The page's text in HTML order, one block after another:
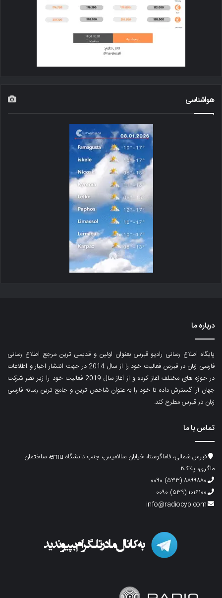
هواشناسی
درباره ما
پایگاه اطلاع رسانی رادیو قبرس بعنوان اولین و قدیمی ترین مرجع اطلاع رسانی
فارسی زبان در قبرس فعالیت خود را از سال 2014 در جهت انتشار اخبار و اطلاعات
در حوزه های مختلف آغاز کرده و از آغاز سال 2019 فعالیت خود را زیر نظر شرکت
جهان آرا گسترش داده تا خود را به عنوان شاخص ترین و جامع ترین رسانه فارسی
زبان در قبرس مطرح کند.
تماس با ما
قبرس شمالی، فاماگوستا، خیابان سالامیس، جنب دانشگاه emu، ساختمان
ماگری، پلاک۲
۸۸۹۹۸۸۰ (۵۳۳) ۰۰۹۰
۱۰۱۶۱۰۰ (۵۳۹) ۰۰۹۰
info@radiocyp.com